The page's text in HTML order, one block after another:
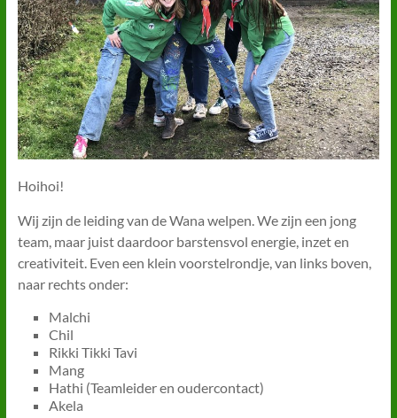
Hoihoi!
Wij zijn de leiding van de Wana welpen. We zijn een jong
team, maar juist daardoor barstensvol energie, inzet en
creativiteit. Even een klein voorstelrondje, van links boven,
naar rechts onder:
Malchi
Chil
Rikki Tikki Tavi
Mang
Hathi (Teamleider en oudercontact)
Akela